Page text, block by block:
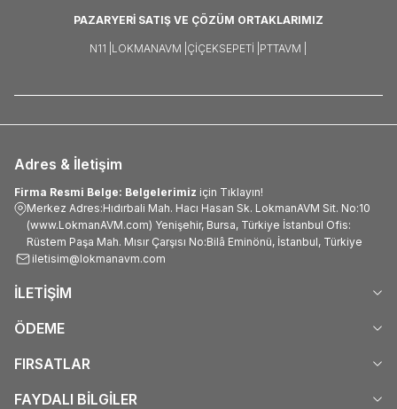
PAZARYERİ SATIŞ VE ÇÖZÜM ORTAKLARIMIZ
N11 | LOKMANAVM | ÇIÇEKSEPETI | PTTAVM |
Adres & İletişim
Firma Resmi Belge: Belgelerimiz için Tıklayın!
Merkez Adres:Hıdırbali Mah. Hacı Hasan Sk. LokmanAVM Sit. No:10
(www.LokmanAVM.com) Yenişehir, Bursa, Türkiye İstanbul Ofis:
Rüstem Paşa Mah. Mısır Çarşısı No:Bilâ Eminönü, İstanbul, Türkiye
iletisim@lokmanavm.com
İLETİŞİM
ÖDEME
FIRSATLAR
FAYDALI BİLGİLER